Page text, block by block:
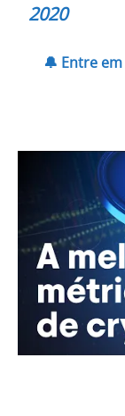
2020
🔔 Entre